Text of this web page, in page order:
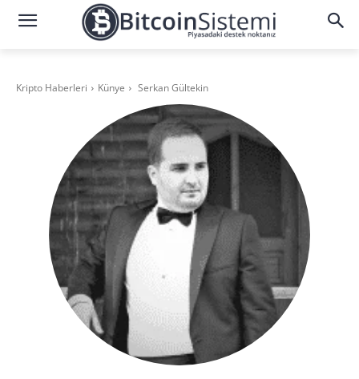
Kripto Haberleri Künye Serkan Gültekin